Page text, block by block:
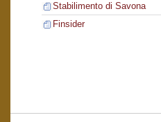
Stabilimento di Savona
Finsider